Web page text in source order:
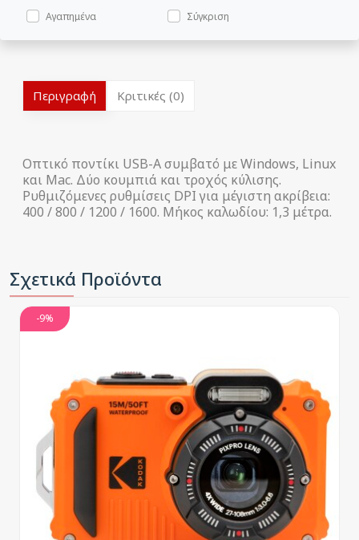
Αγαπημένα Σύγκριση
Περιγραφή Κριτικές (0)
Οπτικό ποντίκι USB-A συμβατό με Windows, Linux
και Mac. Δύο κουμπιά και τροχός κύλισης.
Ρυθμιζόμενες ρυθμίσεις DPI για μέγιστη ακρίβεια:
400 / 800 / 1200 / 1600. Μήκος καλωδίου: 1,3 μέτρα.
Σχετικά Προϊόντα
-9%